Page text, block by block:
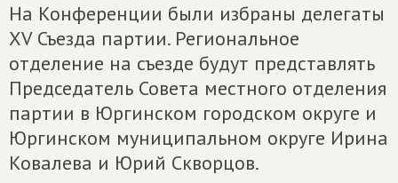
На Конференции были избраны делегаты
ХV Съезда партии. Региональное
отделение на съезде будут представлять
Председатель Совета местного отделения
партии в Юргинском городском округе и
Юргинском муниципальном округе Ирина
Ковалева и Юрий Скворцов.